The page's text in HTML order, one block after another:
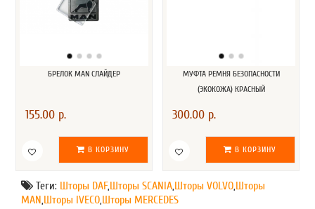
БРЕЛОК MAN СЛАЙДЕР
155.00 р.
В КОРЗИНУ
МУФТА РЕМНЯ БЕЗОПАСНОСТИ
(ЭКОКОЖА) КРАСНЫЙ
300.00 р.
В КОРЗИНУ
Теги: Шторы DAF,Шторы SCANIA Шторы VOLVO Шторы
MAN Шторы IVECO Шторы MERCEDES